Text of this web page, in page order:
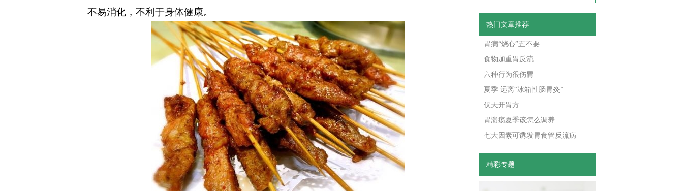
热门文章推荐
胃病“烧心”五不要
食物加重胃反流
六种行为很伤胃
夏季 远离“冰箱性肠胃炎”
伏天开胃方
胃溃疡夏季该怎么调养
七大因素可诱发胃食管反流病
精彩专题
不易消化，不利于身体健康。